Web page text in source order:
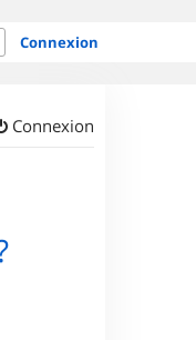
Connexion
Connexion